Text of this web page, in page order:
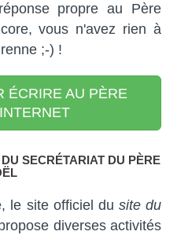
propre au Père
vous n'avez rien à
;-) !
ÉCRIRE AU PÈRE
SECRÉTARIAT DU PÈRE
le site officiel du site du
diverses activités